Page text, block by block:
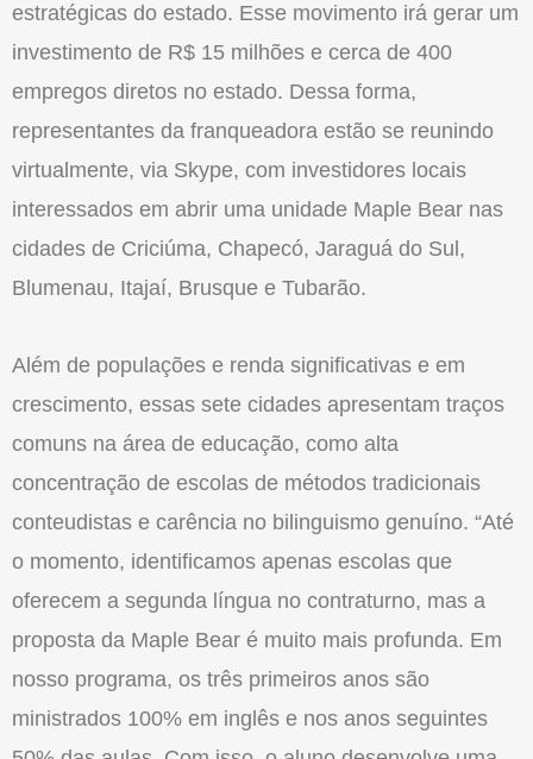
estratégicas do estado. Esse movimento irá gerar um
investimento de R$ 15 milhões e cerca de 400
empregos diretos no estado. Dessa forma,
representantes da franqueadora estão se reunindo
virtualmente, via Skype, com investidores locais
interessados em abrir uma unidade Maple Bear nas
cidades de Criciúma, Chapecó, Jaraguá do Sul,
Blumenau, Itajaí, Brusque e Tubarão.
Além de populações e renda significativas e em
crescimento, essas sete cidades apresentam traços
comuns na área de educação, como alta
concentração de escolas de métodos tradicionais
conteudistas e carência no bilinguismo genuíno. “Até
o momento, identificamos apenas escolas que
oferecem a segunda língua no contraturno, mas a
proposta da Maple Bear é muito mais profunda. Em
nosso programa, os três primeiros anos são
ministrados 100% em inglês e nos anos seguintes